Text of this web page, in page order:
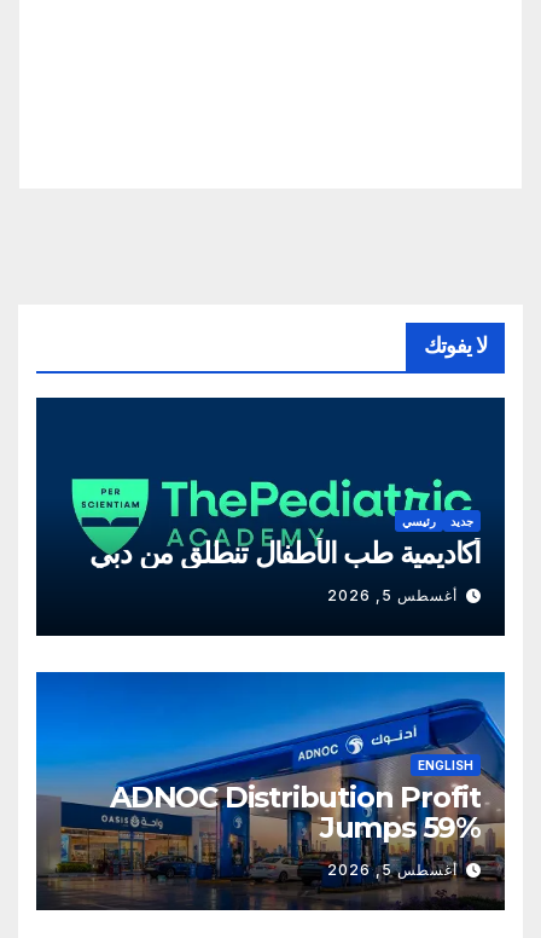
لا يفوتك
جديد رئيسي
أكاديمية طب الأطفال تنطلق من دبي
أغسطس 5, 2026
ENGLISH
ADNOC Distribution Profit
Jumps 59%
أغسطس 5, 2026